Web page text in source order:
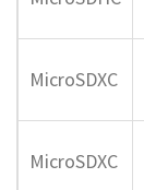
MicroSDXC
MicroSDXC